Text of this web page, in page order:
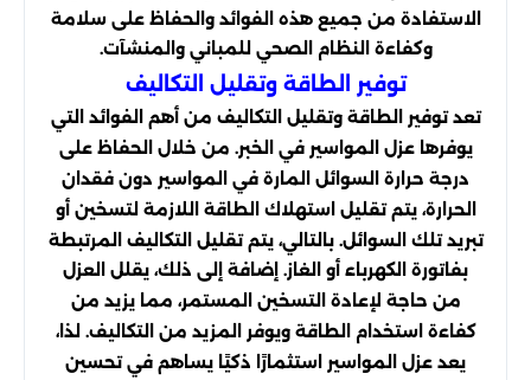
الاستفادة من جميع هذه الفوائد والحفاظ على سلامة
وكفاءة النظام الصحي للمباني والمنشآت.
توفير الطاقة وتقليل التكاليف
تعد توفير الطاقة وتقليل التكاليف من أهم الفوائد التي
يوفرها عزل المواسير في الخبر. من خلال الحفاظ على
درجة حرارة السوائل المارة في المواسير دون فقدان
الحرارة، يتم تقليل استهلاك الطاقة اللازمة لتسخين أو
تبريد تلك السوائل. بالتالي، يتم تقليل التكاليف المرتبطة
بفاتورة الكهرباء أو الغاز. إضافة إلى ذلك، يقلل العزل
من حاجة لإعادة التسخين المستمر، مما يزيد من
كفاءة استخدام الطاقة ويوفر المزيد من التكاليف. لذا،
يعد عزل المواسير استثمارًا ذكيًا يساهم في تحسين